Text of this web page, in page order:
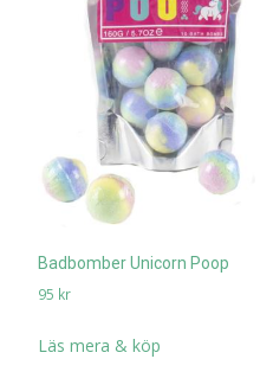
Badbomber Unicorn Poop
95 kr
Läs mera & köp